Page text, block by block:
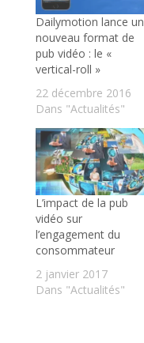
Dailymotion lance un
nouveau format de
pub vidéo : le «
vertical-roll »
22 décembre 2016
Dans "Actualités"
L’impact de la pub
vidéo sur
l’engagement du
consommateur
2 janvier 2017
Dans "Actualités"